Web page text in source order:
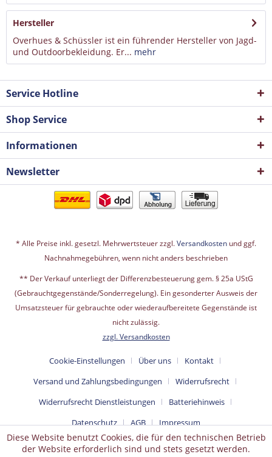
Hersteller
Overhues & Schüssler ist ein führender Hersteller von Jagd-
und Outdoorbekleidung. Er... mehr
Service Hotline
Shop Service
Informationen
Newsletter
* Alle Preise inkl. gesetzl. Mehrwertsteuer zzgl.Versandkosten und ggf.
Nachnahmegebühren, wenn nicht anders beschrieben
** Der Verkauf unterliegt der Differenzbesteuerung gem. § 25a UStG
(Gebrauchtgegenstände/Sonderregelung). Ein gesonderter Ausweis der
Umsatzsteuer für gebrauchte oder wiederaufbereitete Gegenstände ist
nicht zulässig.
zzgl. Versandkosten
Cookie-Einstellungen Über uns
Kontakt
Versand und Zahlungsbedingungen
Widerrufsrecht
Widerrufsrecht Dienstleistungen
Batteriehinweis
Datenschutz
AGB Impressum
Diese Website benutzt Cookies, die für den technischen Betrieb
der Website erforderlich sind und stets gesetzt werden.